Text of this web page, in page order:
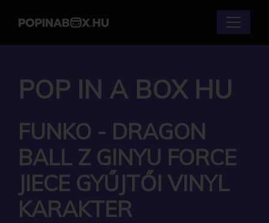
POP IN A BOX HU
FUNKO - DRAGON
BALL Z GINYU FORCE
JIECE GYŰJTŐI VINYL
KARAKTER